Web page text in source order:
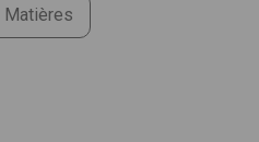
Matières